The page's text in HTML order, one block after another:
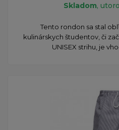
Skladom,
​Tento rondon sa stal
kulinárskych študentov, či
UNISEX strihu, je